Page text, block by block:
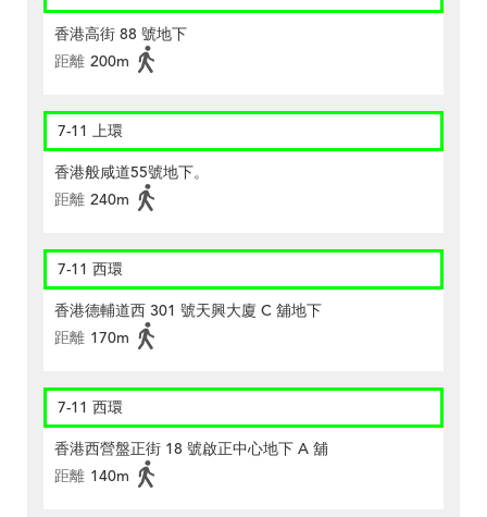
香港高街 88 號地下
距離 200m
7-11 上環
香港般咸道55號地下。
距離 240m
7-11 西環
香港德輔道西 301 號天興大廈 C 舖地下
距離 170m
7-11 西環
香港西營盤正街 18 號啟正中心地下 A 舖
距離 140m